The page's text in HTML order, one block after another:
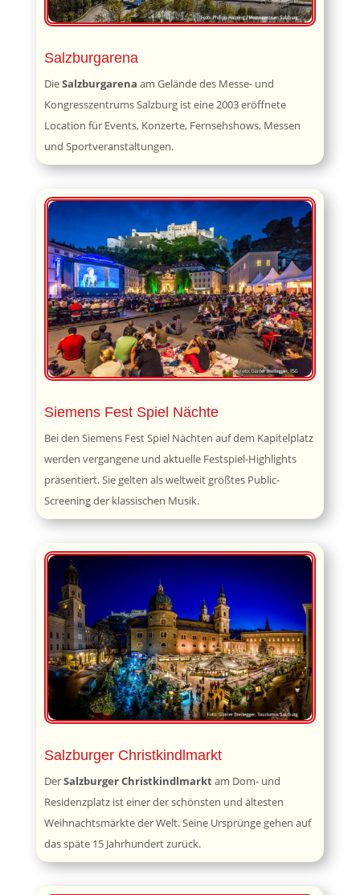
Salzburgarena
DieSalzburgarena am Gelände des Messe- und
Kongresszentrums Salzburg ist eine 2003 eröffnete
Location für Events, Konzerte, Fernsehshows, Messen
und Sportveranstaltungen.
Siemens Fest Spiel Nächte
Bei den Siemens Fest Spiel Nächten auf dem Kapitelplatz
werden vergangene und aktuelle Festspiel-Highlights
präsentiert. Sie gelten als weltweit größtes Public-
Screening der klassischen Musik.
Salzburger Christkindlmarkt
DerSalzburger Christkindlmarktam Dom- und
Residenzplatz ist einer der schönsten und ältesten
Weihnachtsmärkte der Welt. Seine Ursprünge gehen auf
das späte 15 Jahrhundert zurück.